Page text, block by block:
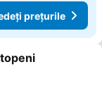
prețurile